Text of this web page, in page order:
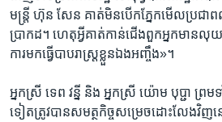
មន្ត្រី​ ហ៊ុន សែន​ គាត់​មិន​បើក​ភ្នែក​មើល​ប្រជាព
ប្រាកដ។ ​ហេតុ​អ្វី​គាត់​កាន់​ជើង​ពួក​អ្នក​មាន​លុ
ការ​មក​ធ្វើបាប​រាស្រ្ត​ខ្លួន​ឯង​អញ្ចឹង»។​
អ្នក​ស្រី​ ទេព វន្នី​ និង​ អ្នក​ស្រី​ យ៉ោម បុប្ជា​ ព្រ
ទៀត​ត្រូវ​បាន​សមត្ថកិច្ច​សម្រេច​ដោះលែង​វិញ​នៅ​